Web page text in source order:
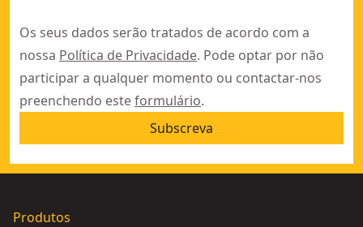
Os seus dados serão tratados de acordo com a
nossa Política de Privacidade. Pode optar por não
participar a qualquer momento ou contactar-nos
preenchendo esteformulário.
Subscreva
Produtos